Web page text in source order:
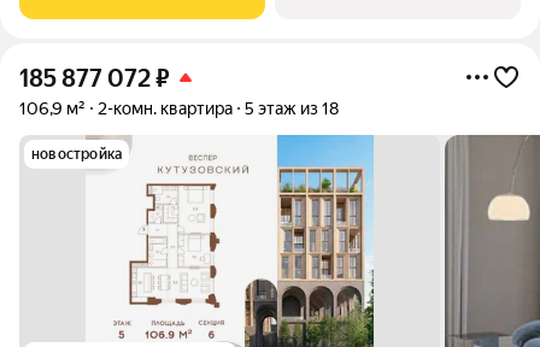
воплощает новую
185 877 072₽
106,9 м² 2-комн. квартира 5 этаж из 18
новостройка